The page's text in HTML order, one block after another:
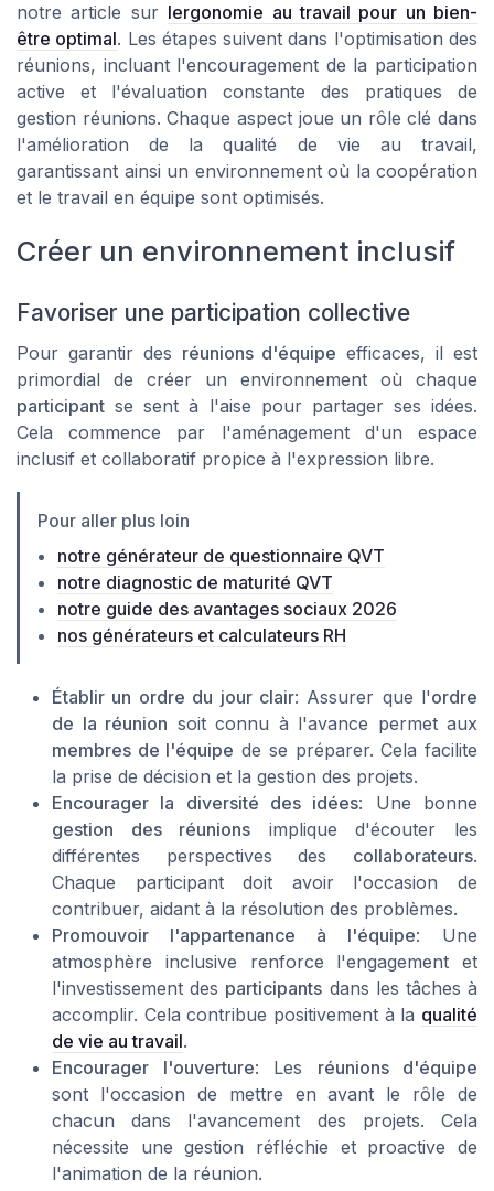
notre article sur lergonomie au travail pour un bien-
être optimal. Les étapes suivent dans l'optimisation des
réunions, incluant l'encouragement de la participation
active et l'évaluation constante des pratiques de
gestion réunions. Chaque aspect joue un rôle clé dans
l'amélioration de la qualité de vie au travail,
garantissant ainsi un environnement où la coopération
et le travail en équipe sont optimisés.
Créer un environnement inclusif
Favoriser une participation collective
Pour garantir des réunions d'équipe efficaces, il est
primordial de créer un environnement où chaque
participant se sent à l'aise pour partager ses idées.
Cela commence par l'aménagement d'un espace
inclusif et collaboratif propice à l'expression libre.
Pour aller plus loin
notre générateur de questionnaire QVT
notre diagnostic de maturité QVT
notre guide des avantages sociaux 2026
nos générateurs et calculateurs RH
Établir un ordre du jour clair: Assurer que l'ordre
de la réunion soit connu à l'avance permet aux
membres de l'équipe de se préparer. Cela facilite
la prise de décision et la gestion des projets.
Encourager la diversité des idées: Une bonne
gestion des réunions implique d'écouter les
différentes perspectives des collaborateurs.
Chaque participant doit avoir l'occasion de
contribuer, aidant à la résolution des problèmes.
Promouvoir l'appartenance à l'équipe: Une
atmosphère inclusive renforce l'engagement et
l'investissement des participants dans les tâches à
accomplir. Cela contribue positivement à la qualité
de vie au travail.
Encourager l'ouverture: Les réunions d'équipe
sont l'occasion de mettre en avant le rôle de
chacun dans l'avancement des projets. Cela
nécessite une gestion réfléchie et proactive de
l'animation de la réunion.